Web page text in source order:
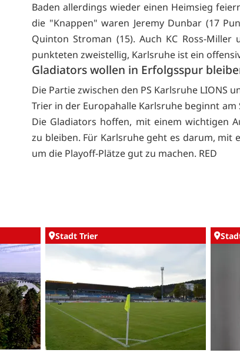
Baden allerdings wieder einen Heimsieg
die "Knappen" waren Jeremy Dunbar (17
Quinton Stroman (15). Auch KC Ross-
punkteten zweistellig, Karlsruhe ist ein
Gladiators wollen in Erfolgsspur
Die Partie zwischen den PS Karlsruhe LIONS
Trier in der Europahalle Karlsruhe beginnt am
Die Gladiators hoffen, mit einem wichtigen
zu bleiben. Für Karlsruhe geht es darum, mit
um die Playoff-Plätze gut zu machen. RED
Stadt Trier